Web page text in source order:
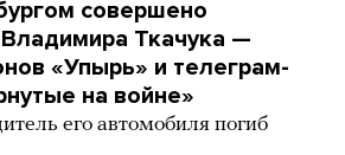
совершено
Ткачука —
«Упырь» и телеграм-
на войне»
его автомобиля погиб